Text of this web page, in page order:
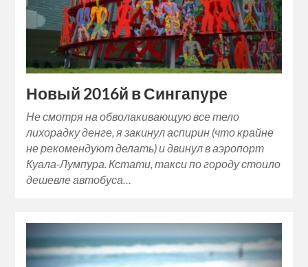
Новый 2016й в Сингапуре
Не смотря на обволакивающую все тело
лихорадку денге, я закинул аспирин (что крайне
не рекомендуют делать) и двинул в аэропорт
Куала-Лумпура. Кстати, такси по городу стоило
дешевле автобуса…